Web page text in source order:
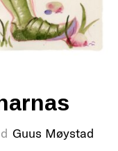
Guus Møystad